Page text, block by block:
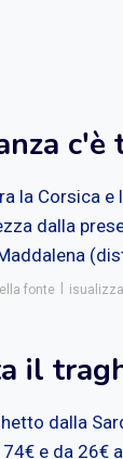
c'è
la Corsica e
dalla
fonte
il
dalla
e da 26€